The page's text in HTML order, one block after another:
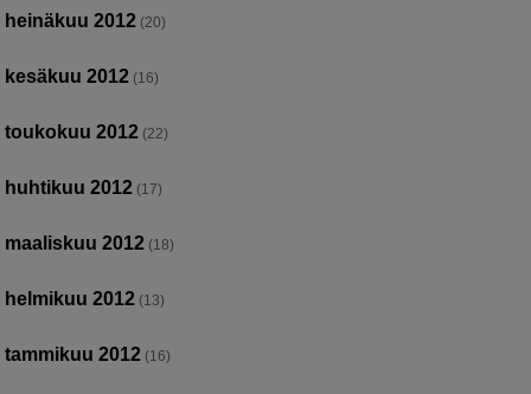
heinäkuu 2012 (20)
kesäkuu 2012 (16)
toukokuu 2012 (22)
huhtikuu 2012 (17)
maaliskuu 2012 (18)
helmikuu 2012 (13)
tammikuu 2012 (16)